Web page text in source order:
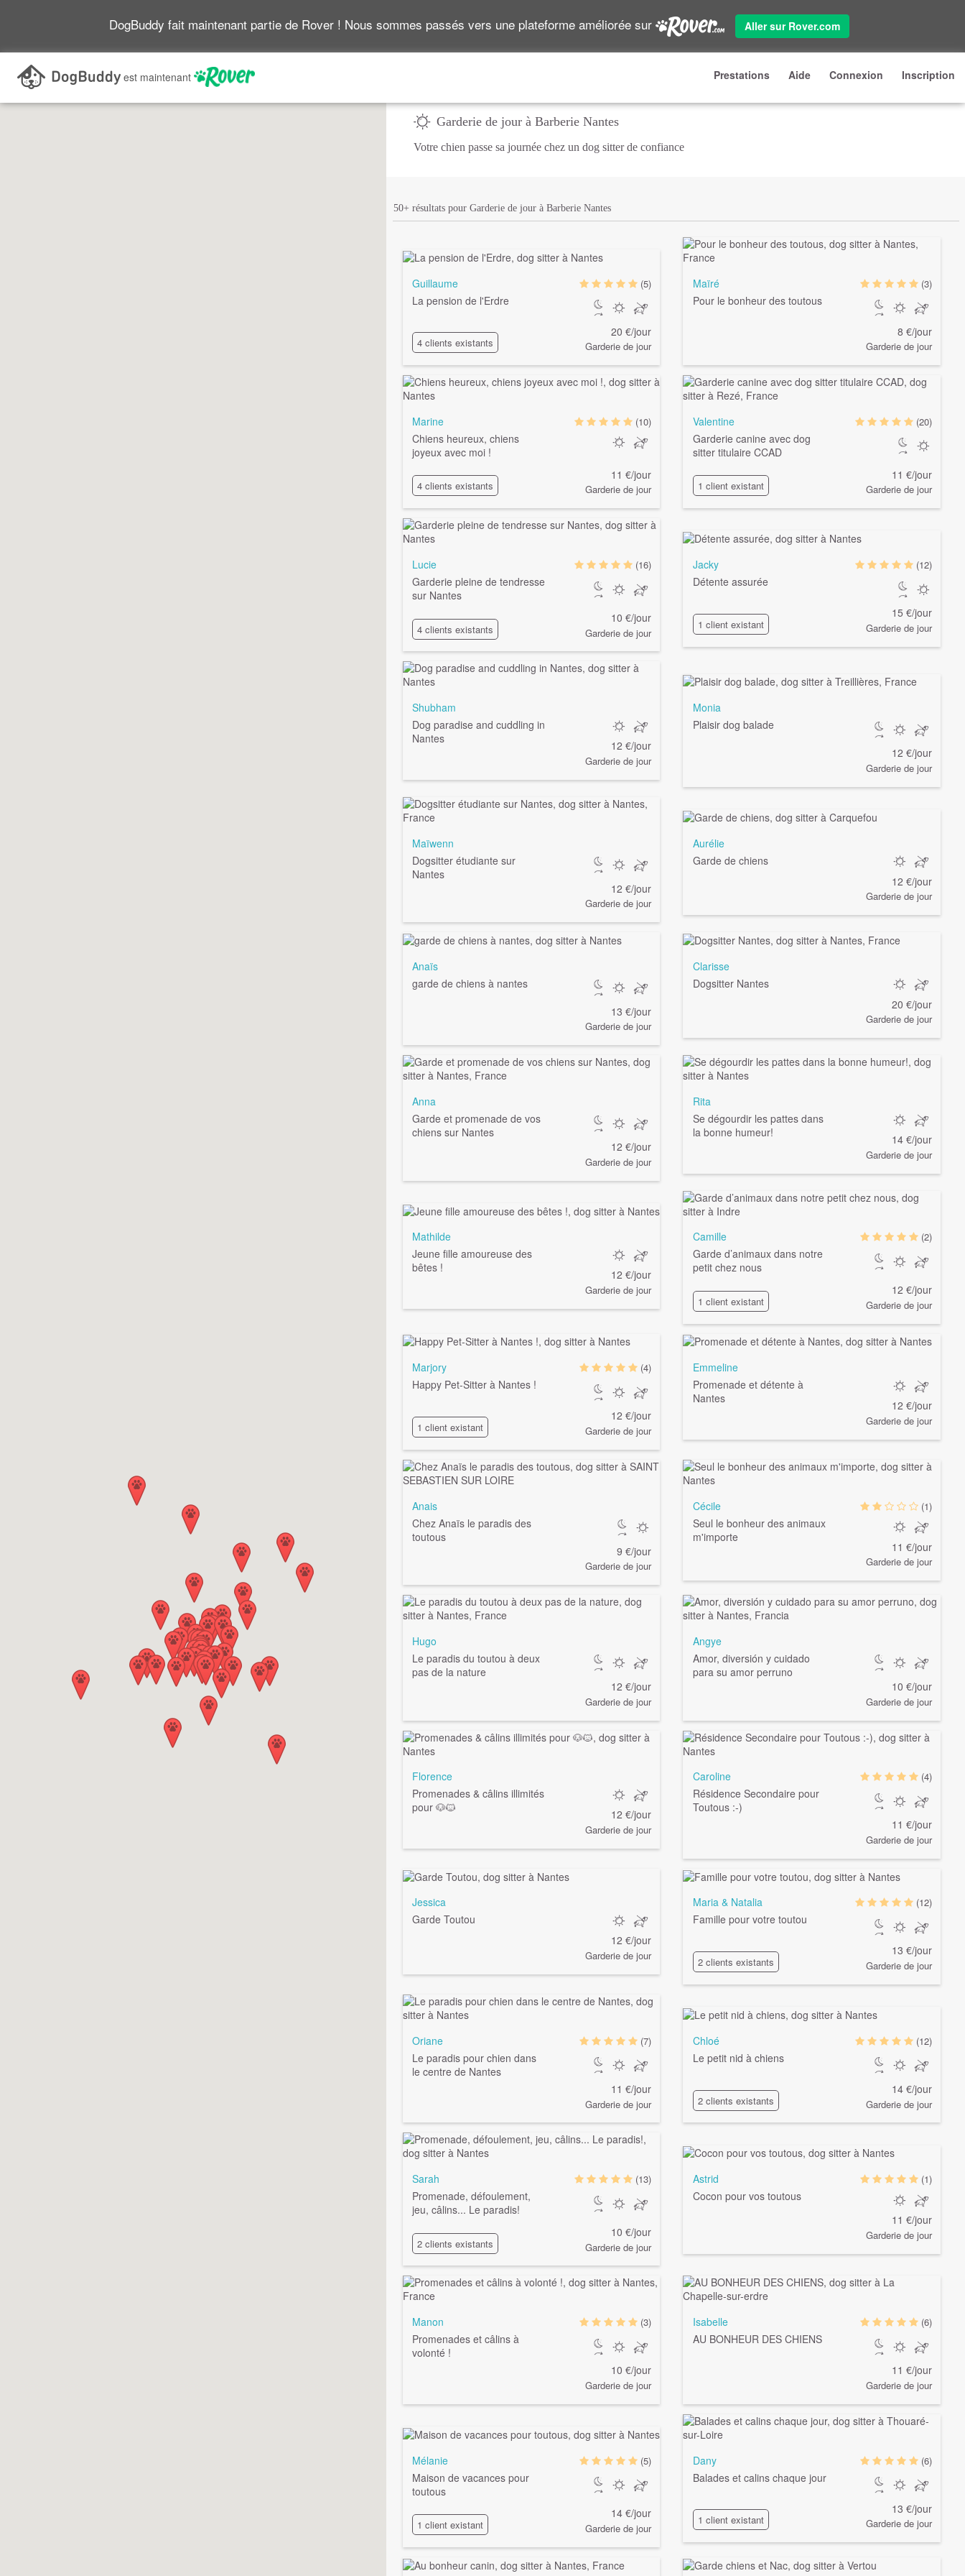
DogBuddy fait maintenant partie de Rover ! Nous sommes passés vers une plateforme améliorée sur Aller sur Rover.com
est maintenant Prestations Aide Connexion Inscription
Recherchez en vous déplaçant sur la carte
Garderie de jour à Barberie Nantes
Votre chien passe sa journée chez un dog sitter de confiance
50+ résultats pour Garderie de jour à Barberie Nantes
Guillaume
La pension de l'Erdre
4 clients existants
(5)
20 €/jour
Garderie de jour
Maïré
Pour le bonheur des toutous
(3)
8 €/jour
Garderie de jour
Marine
Chiens heureux, chiens
joyeux avec moi !
4 clients existants
(10)
11 €/jour
Garderie de jour
Valentine
Garderie canine avec dog
sitter titulaire CCAD
1 client existant
(20)
11 €/jour
Garderie de jour
Lucie
Garderie pleine de tendresse
sur Nantes
4 clients existants
(16)
10 €/jour
Garderie de jour
Jacky
Détente assurée
1 client existant
(12)
15 €/jour
Garderie de jour
Shubham
Dog paradise and cuddling in
Nantes
12 €/jour
Garderie de jour
Monia
Plaisir dog balade
12 €/jour
Garderie de jour
Maïwenn
Dogsitter étudiante sur
Nantes
12 €/jour
Garderie de jour
Aurélie
Garde de chiens
12 €/jour
Garderie de jour
Anaïs
garde de chiens à nantes
13 €/jour
Garderie de jour
Clarisse
Dogsitter Nantes
20 €/jour
Garderie de jour
Anna
Garde et promenade de vos
chiens sur Nantes
12 €/jour
Garderie de jour
Rita
Se dégourdir les pattes dans
la bonne humeur!
14 €/jour
Garderie de jour
Mathilde
Jeune fille amoureuse des
bêtes !
12 €/jour
Garderie de jour
Camille
Garde d’animaux dans notre
petit chez nous
1 client existant
(2)
12 €/jour
Garderie de jour
Marjory
Happy Pet-Sitter à Nantes !
1 client existant
(4)
12 €/jour
Garderie de jour
Emmeline
Promenade et détente à
Nantes
12 €/jour
Garderie de jour
Anais
Chez Anaïs le paradis des
toutous
9 €/jour
Garderie de jour
Cécile
Seul le bonheur des animaux
m'importe
(1)
11 €/jour
Garderie de jour
Hugo
Le paradis du toutou à deux
pas de la nature
12 €/jour
Garderie de jour
Angye
Amor, diversión y cuidado
para su amor perruno
10 €/jour
Garderie de jour
Florence
Promenades & câlins illimités
pour 🐶🐱
12 €/jour
Garderie de jour
Caroline
Résidence Secondaire pour
Toutous :-)
(4)
11 €/jour
Garderie de jour
Jessica
Garde Toutou
12 €/jour
Garderie de jour
Maria & Natalia
Famille pour votre toutou
2 clients existants
(12)
13 €/jour
Garderie de jour
Oriane
Le paradis pour chien dans
le centre de Nantes
(7)
11 €/jour
Garderie de jour
Chloé
Le petit nid à chiens
2 clients existants
(12)
14 €/jour
Garderie de jour
Sarah
Promenade, défoulement,
jeu, câlins... Le paradis!
2 clients existants
(13)
10 €/jour
Garderie de jour
Astrid
Cocon pour vos toutous
(1)
11 €/jour
Garderie de jour
Manon
Promenades et câlins à
volonté !
(3)
10 €/jour
Garderie de jour
Isabelle
AU BONHEUR DES CHIENS
(6)
11 €/jour
Garderie de jour
Mélanie
Maison de vacances pour
toutous
1 client existant
(5)
14 €/jour
Garderie de jour
Dany
Balades et calins chaque jour
1 client existant
(6)
13 €/jour
Garderie de jour